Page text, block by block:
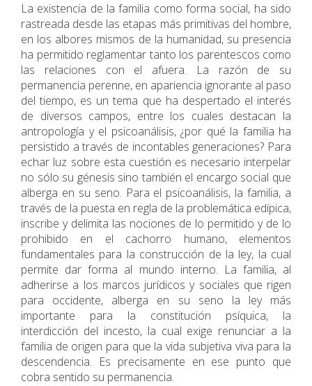
La existencia de la familia como forma social, ha sido
rastreada desde las etapas más primitivas del hombre,
en los albores mismos de la humanidad, su presencia
ha permitido reglamentar tanto los parentescos como
las relaciones con el afuera. La razón de su
permanencia perenne, en apariencia ignorante al paso
del tiempo, es un tema que ha despertado el interés
de diversos campos, entre los cuales destacan la
antropología y el psicoanálisis, ¿por qué la familia ha
persistido a través de incontables generaciones? Para
echar luz sobre esta cuestión es necesario interpelar
no sólo su génesis sino también el encargo social que
alberga en su seno. Para el psicoanálisis, la familia, a
través de la puesta en regla de la problemática edípica,
inscribe y delimita las nociones de lo permitido y de lo
prohibido en el cachorro humano, elementos
fundamentales para la construcción de la ley, la cual
permite dar forma al mundo interno. La familia, al
adherirse a los marcos jurídicos y sociales que rigen
para occidente, alberga en su seno la ley más
importante para la constitución psíquica, la
interdicción del incesto, la cual exige renunciar a la
familia de origen para que la vida subjetiva viva para la
descendencia. Es precisamente en ese punto que
cobra sentido su permanencia.